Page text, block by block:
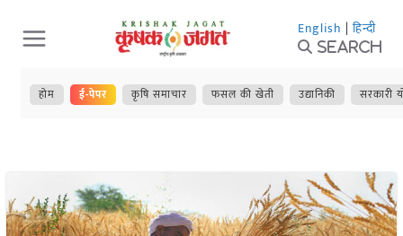
Skip
to
content
English | हिन्दी
Search
होम ई-पेपर कृषि समाचार फसल की खेती उद्यानिकी सरकारी